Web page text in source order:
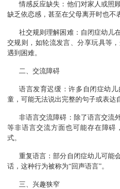
情感反应缺失：他们对家人或照
缺乏依恋感，甚至在父母离开时也不
社交规则理解困难：自闭症幼儿
交规则，如轮流发言、分享玩具等
遇到困难。
二、交流障碍
语言发育迟缓：许多自闭症幼
童，可能无法说出完整的句子或表达
非语言交流障碍：除了语言交流
等非语言交流方面也可能存在障碍
式。
重复语言：部分自闭症幼儿可能
话，这种行为被称为“回声语言”。
三、兴趣狭窄